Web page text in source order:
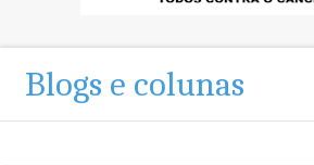
Blogs e colunas